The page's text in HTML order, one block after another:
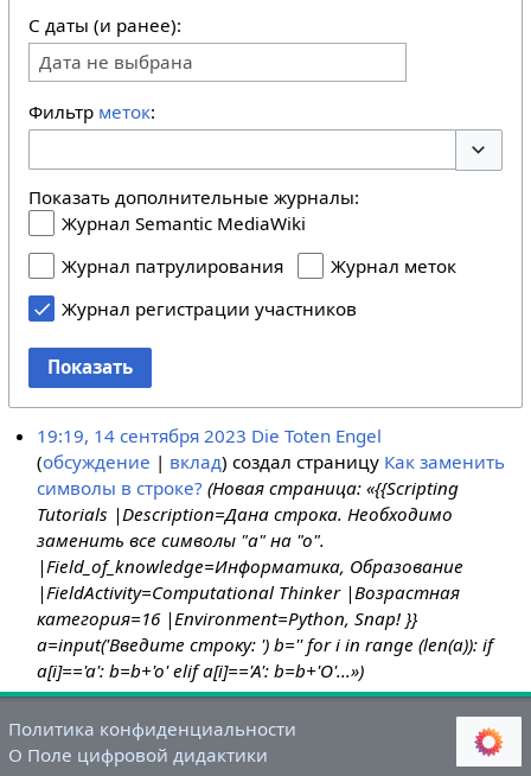
С даты (и ранее):
Дата не выбрана
Фильтр меток:
Показать дополнительные журналы:
Журнал Semantic MediaWiki
Журнал патрулирования
Журнал меток
Журнал регистрации участников
Показать
19:19, 14 сентября 2023 Die Toten Engel
обсуждение
вклад создал страницу Как заменить
символы в строке? (Новая страница: «{{Scripting
Tutorials |Description=Дана строка. Необходимо
заменить все символы "а" на "о".
|Field_of_knowledge=Информатика, Образование
|FieldActivity=Computational Thinker |Возрастная
категория=16 |Environment=Python, Snap! }}
a=input('Введите строку: ') b='' for i in range (len(a)): if
a[i]=='a': b=b+'o' elif a[i]=='A': b=b+'O'...»)
Политика конфиденциальности
О Поле цифровой дидактики